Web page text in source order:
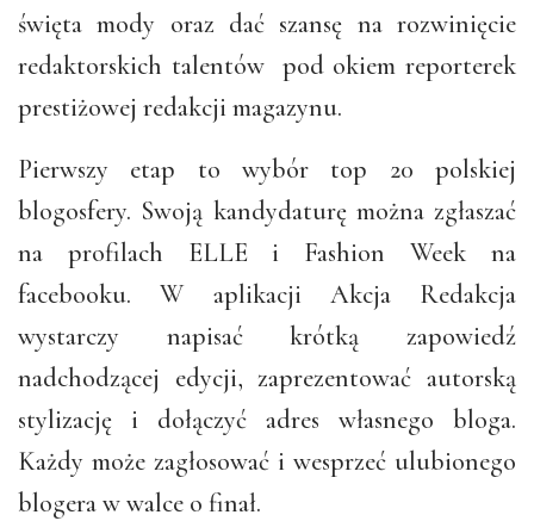
święta mody oraz dać szansę na rozwinięcie
redaktorskich talentów pod okiem reporterek
prestiżowej redakcji magazynu.
Pierwszy etap to wybór top 20 polskiej
blogosfery. Swoją kandydaturę można zgłaszać
na profilach ELLE i Fashion Week na
facebooku. W aplikacji Akcja Redakcja
wystarczy napisać krótką zapowiedź
nadchodzącej edycji, zaprezentować autorską
stylizację i dołączyć adres własnego bloga.
Każdy może zagłosować i wesprzeć ulubionego
blogera w walce o finał.